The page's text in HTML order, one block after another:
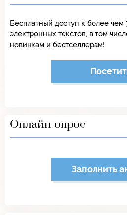
Бесплатный доступ к более чем
электронных текстов, в том
новинкам и бестселлерам!
Онлайн-опрос
Заполнить